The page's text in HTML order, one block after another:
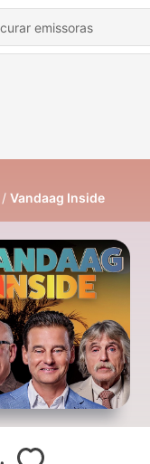
Vandaag Inside